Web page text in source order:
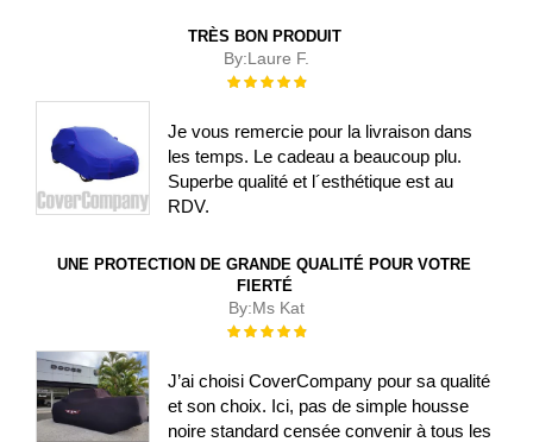
TRÈS BON PRODUIT
By:Laure F.
Évaluation :
Je vous remercie pour la livraison dans
les temps. Le cadeau a beaucoup plu.
Superbe qualité et l´esthétique est au
RDV.
UNE PROTECTION DE GRANDE QUALITÉ POUR VOTRE
FIERTÉ
By:Ms Kat
Évaluation :
J’ai choisi CoverCompany pour sa qualité
et son choix. Ici, pas de simple housse
noire standard censée convenir à tous les